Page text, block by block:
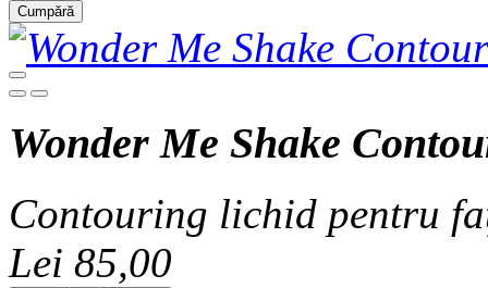
Cumpără
Wonder Me Shake
Contouring lichid pentru
Lei 85,00